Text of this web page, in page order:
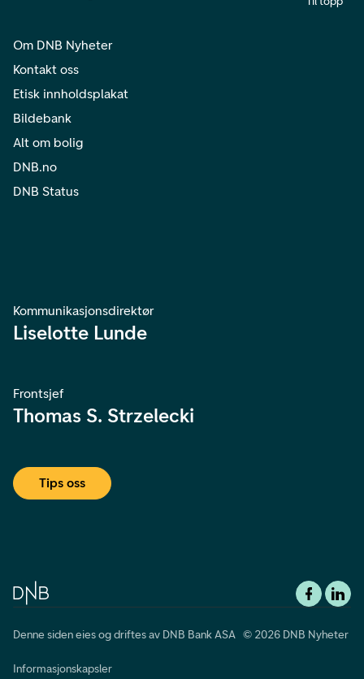
Om DNB Nyheter
Kontakt oss
Etisk innholdsplakat
Bildebank
Alt om bolig
DNB.no
DNB Status
Kommunikasjonsdirektør
Liselotte Lunde
Frontsjef
Thomas S. Strzelecki
Tips oss
Denne siden eies og driftes av DNB Bank ASA © 2026 DNB Nyheter
Informasjonskapsler